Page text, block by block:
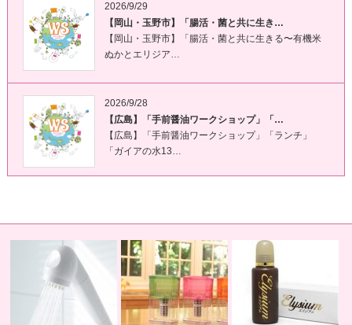
2026/9/29
【岡山・玉野市】「腸活・菌と共に生き…
【岡山・玉野市】「腸活・菌と共に生きる〜有機米
ぬかとエリジア…
2026/9/28
【広島】「手前醤油ワークショップ」「…
【広島】「手前醤油ワークショップ」「ランチ」
「ガイアの水13…